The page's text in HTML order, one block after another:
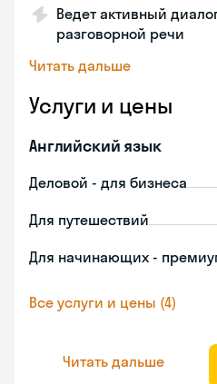
Ведет активный
разговорной речи
Читать дальше
Услуги и цены
Английский язык
Деловой - для бизнеса
Для путешествий
Для начинающих -
Все услуги и цены (4)
Читать дальше